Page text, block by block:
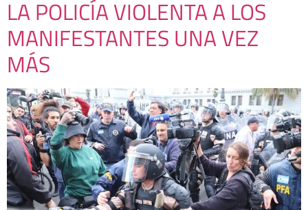
LA POLICÍA VIOLENTA A LOS
MANIFESTANTES UNA VEZ
MÁS